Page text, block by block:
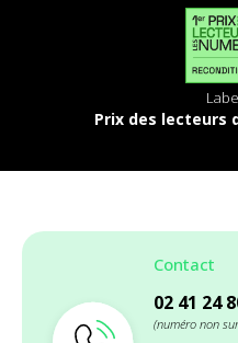
Prix des lecteurs
Contact
02 41 24
(numéro non